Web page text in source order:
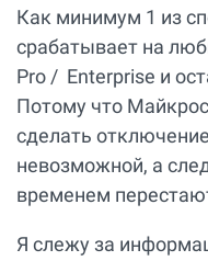
Как минимум 1 из
срабатывает на
Pro / Enterprise и
Потому что
сделать
невозможной, а
временем
Я слежу за